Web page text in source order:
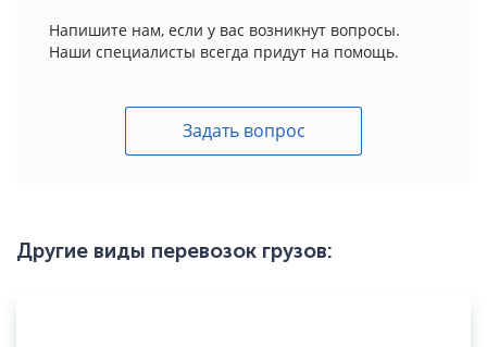
Напишите нам, если у вас возникнут вопросы.
Наши специалисты всегда придут на помощь.
Задать вопрос
Другие виды перевозок грузов: